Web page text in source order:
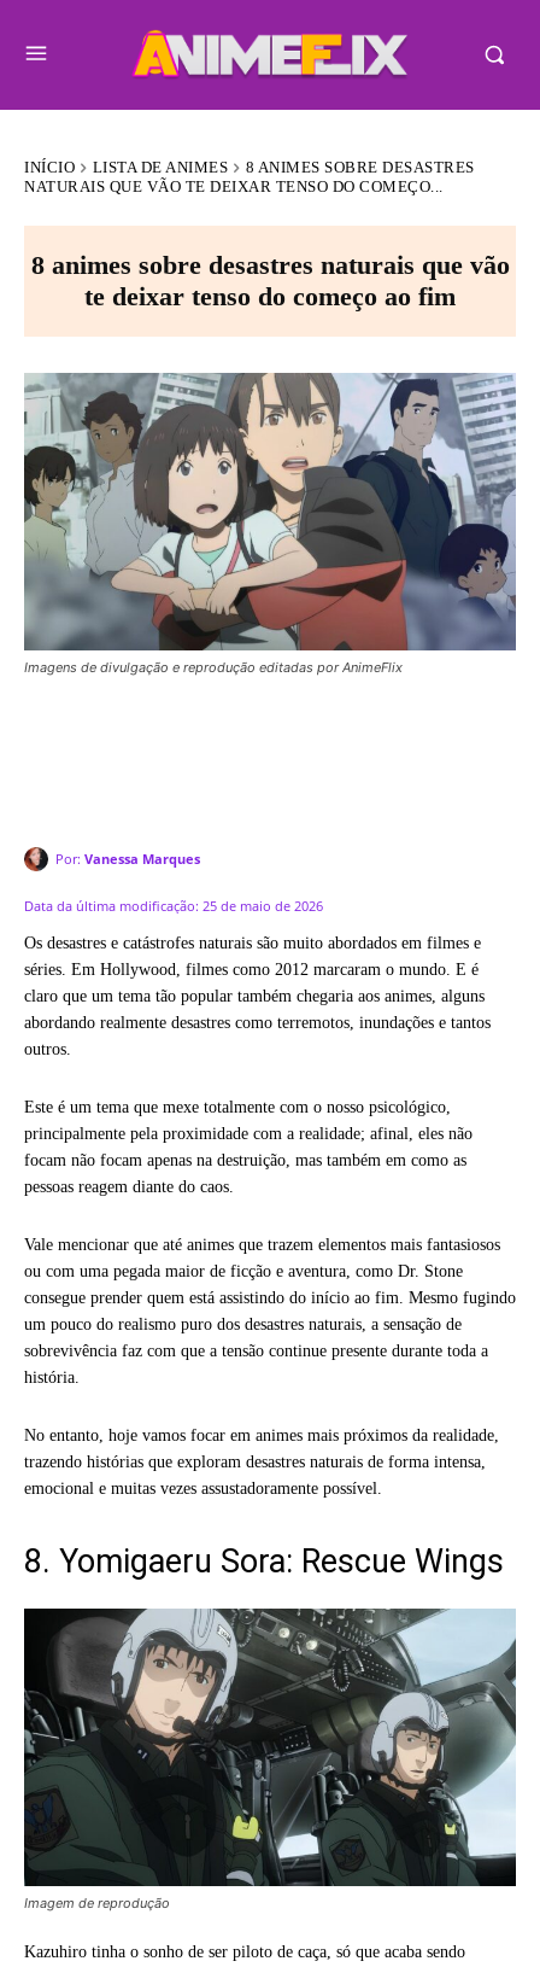
INÍCIO LISTA DE ANIMES
8 ANIMES SOBRE DESASTRES
NATURAIS QUE VÃO TE DEIXAR TENSO DO COMEÇO...
8 animes sobre desastres naturais que vão
te deixar tenso do começo ao fim
Imagens de divulgação e reprodução editadas por AnimeFlix
Por: Vanessa Marques
Data da última modificação: 25 de maio de 2026
Os desastres e catástrofes naturais são muito abordados em filmes e
séries. Em Hollywood, filmes como 2012 marcaram o mundo. E é
claro que um tema tão popular também chegaria aos animes, alguns
abordando realmente desastres como terremotos, inundações e tantos
outros.
Este é um tema que mexe totalmente com o nosso psicológico,
principalmente pela proximidade com a realidade; afinal, eles não
focam não focam apenas na destruição, mas também em como as
pessoas reagem diante do caos.
Vale mencionar que até animes que trazem elementos mais fantasiosos
ou com uma pegada maior de ficção e aventura, como Dr. Stone
consegue prender quem está assistindo do início ao fim. Mesmo fugindo
um pouco do realismo puro dos desastres naturais, a sensação de
sobrevivência faz com que a tensão continue presente durante toda a
história.
No entanto, hoje vamos focar em animes mais próximos da realidade,
trazendo histórias que exploram desastres naturais de forma intensa,
emocional e muitas vezes assustadoramente possível.
8. Yomigaeru Sora: Rescue Wings
Imagem de reprodução
Kazuhiro tinha o sonho de ser piloto de caça, só que acaba sendo